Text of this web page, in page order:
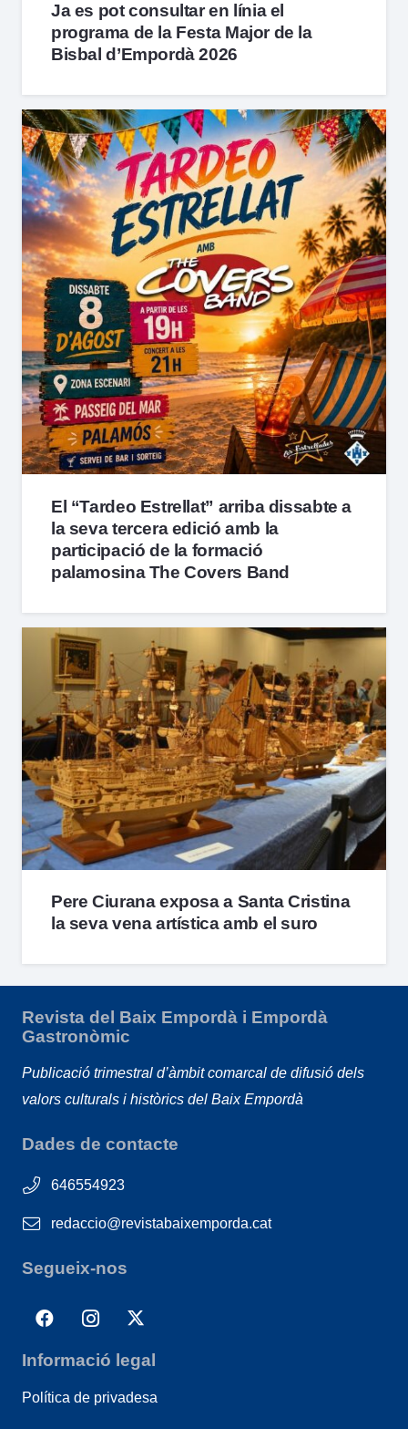
Ja es pot consultar en línia el
programa de la Festa Major de la
Bisbal d’Empordà 2026
El “Tardeo Estrellat” arriba dissabte a
la seva tercera edició amb la
participació de la formació
palamosina The Covers Band
Pere Ciurana exposa a Santa Cristina
la seva vena artística amb el suro
Revista del Baix Empordà i Empordà
Gastronòmic
Publicació trimestral d’àmbit comarcal de difusió dels
valors culturals i històrics del Baix Empordà
Dades de contacte
646554923
redaccio@revistabaixemporda.cat
Segueix-nos
Informació legal
Política de privadesa